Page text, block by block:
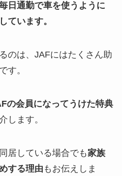
日通勤で車を使うように
ています。
のは、JAFにはたくさん助
す。
の会員になってうけた特典
します。
居している場合でも家族
する理由 もお伝えしま